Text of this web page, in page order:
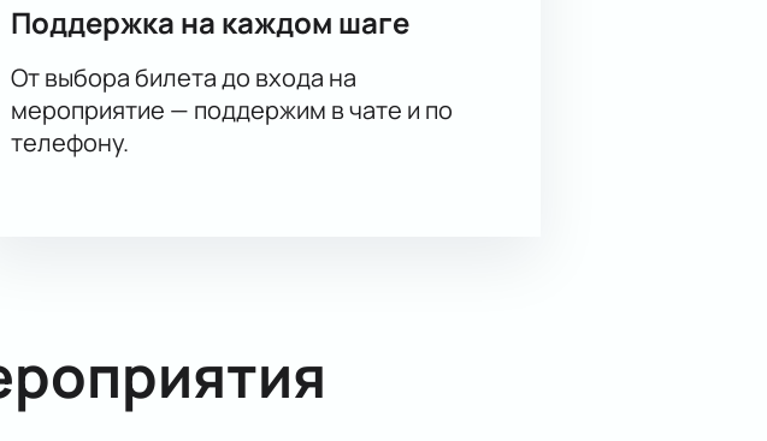
Поддержка на каждом шаге
От выбора билета до входа на
мероприятие — поддержим в чате и по
телефону.